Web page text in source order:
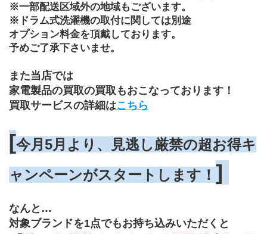
※一部配送区域外の地域もございます。
※ドラム式洗濯機の取付に関しては別途
オプション料金を頂戴しております。
予めご了承下さいませ。
また当店では
家電製品の買取の買取もおこなっております！
買取サービスの詳細はこちら
[今月5月より、見逃し厳禁の超お得キ
ャンペーンがスタートします！ ]
なんと…
対象ブランドを1点でもお持ち込みいただくと